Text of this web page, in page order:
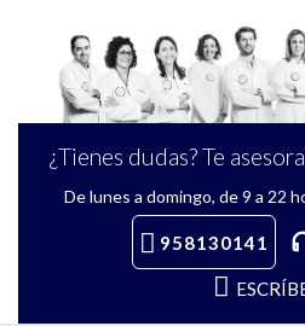
¿Tienes dudas? Te
De lunes a domingo, de 9 a 22
958130141